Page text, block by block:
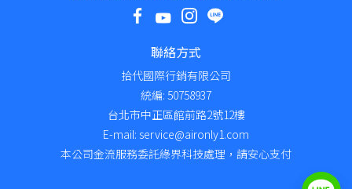
聯絡方式
拾代國際行銷有限公司
統編: 50758937
台北市中正區館前路2號12樓
E-mail: service@aironly1.com
本公司金流服務委託綠界科技處理，請安心支付